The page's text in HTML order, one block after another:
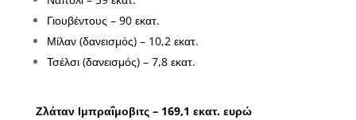
Γιουβέντους – 90 εκατ.
Μίλαν (δανεισμός) – 10,2 εκατ.
Τσέλσι (δανεισμός) – 7,8 εκατ.
Ζλάταν Ιμπραΐμοβιτς – 169,1 εκατ. ευρώ